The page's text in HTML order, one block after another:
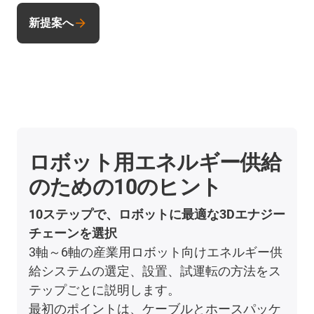
新提案へ
ロボット用エネルギー供給
のための10のヒント
10ステップで、ロボットに最適な3Dエナジー
チェーンを選択
3軸～6軸の産業用ロボット向けエネルギー供
給システムの選定、設置、試運転の方法をス
テップごとに説明します。
最初のポイントは、ケーブルとホースパッケ